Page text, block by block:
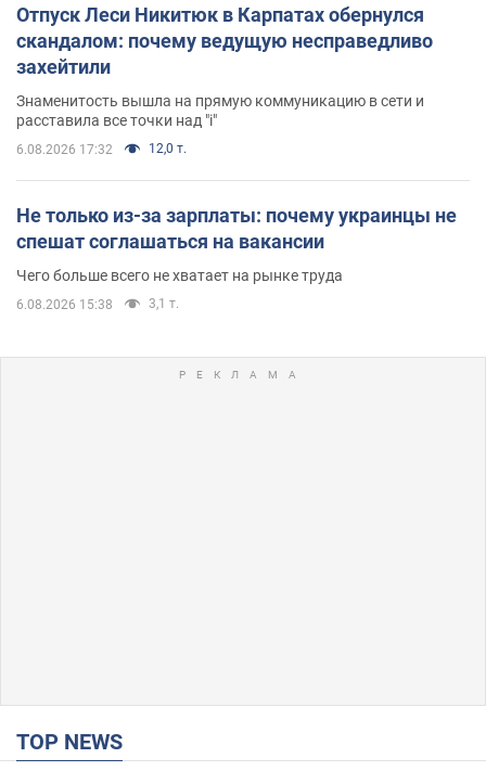
Отпуск Леси Никитюк в Карпатах обернулся
скандалом: почему ведущую несправедливо
захейтили
Знаменитость вышла на прямую коммуникацию в сети и
расставила все точки над "i"
6.08.2026 17:32 12,0 т.
Не только из-за зарплаты: почему украинцы не
спешат соглашаться на вакансии
Чего больше всего не хватает на рынке труда
6.08.2026 15:38 3,1 т.
TOP NEWS